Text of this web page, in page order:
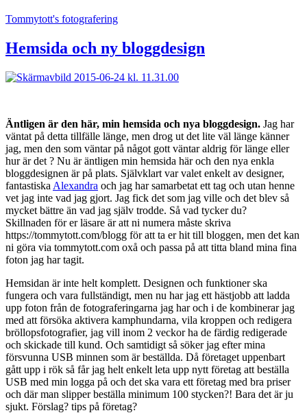
Tommytott's fotografering
Hemsida och ny bloggdesign
Äntligen är den här, min hemsida och nya bloggdesign. Jag har
väntat på detta tillfälle länge, men drog ut det lite väl länge känner
jag, men den som väntar på något gott väntar aldrig för länge eller
hur är det ? Nu är äntligen min hemsida här och den nya enkla
bloggdesignen är på plats. Självklart var valet enkelt av designer,
fantastiska Alexandra och jag har samarbetat ett tag och utan henne
vet jag inte vad jag gjort. Jag fick det som jag ville och det blev så
mycket bättre än vad jag själv trodde. Så vad tycker du?
Skillnaden för er läsare är att ni numera måste skriva
https://tommytott.com/blogg för att ta er hit till bloggen, men det kan
ni göra via tommytott.com oxå och passa på att titta bland mina fina
foton jag har tagit.
Hemsidan är inte helt komplett. Designen och funktioner ska
fungera och vara fullständigt, men nu har jag ett hästjobb att ladda
upp foton från de fotograferingarna jag har och i de kombinerar jag
med att försöka aktivera kamphundarna, vila kroppen och redigera
bröllopsfotografier, jag vill inom 2 veckor ha de färdig redigerade
och skickade till kund. Och samtidigt så söker jag efter mina
försvunna USB minnen som är beställda. Då företaget uppenbart
gått upp i rök så får jag helt enkelt leta upp nytt företag att beställa
USB med min logga på och det ska vara ett företag med bra priser
och där man slipper beställa minimum 100 stycken?! Bara det är ju
sjukt. Förslag? tips på företag?